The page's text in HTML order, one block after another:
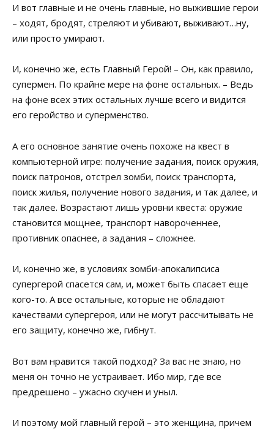
И вот главные и не очень главные, но выжившие герои
– ходят, бродят, стреляют и убивают, выживают…ну,
или просто умирают.
И, конечно же, есть Главный Герой! – Он, как правило,
супермен. По крайне мере на фоне остальных. – Ведь
на фоне всех этих остальных лучше всего и видится
его геройство и суперменство.
А его основное занятие очень похоже на квест в
компьютерной игре: получение задания, поиск оружия,
поиск патронов, отстрел зомби, поиск транспорта,
поиск жилья, получение нового задания, и так далее, и
так далее. Возрастают лишь уровни квеста: оружие
становится мощнее, транспорт навороченнее,
противник опаснее, а задания – сложнее.
И, конечно же, в условиях зомби-апокалипсиса
супергерой спасется сам, и, может быть спасает еще
кого-то. А все остальные, которые не обладают
качествами супергероя, или не могут рассчитывать не
его защиту, конечно же, гибнут.
Вот вам нравится такой подход? За вас не знаю, но
меня он точно не устраивает. Ибо мир, где все
предрешено – ужасно скучен и уныл.
И поэтому мой главный герой – это женщина, причем